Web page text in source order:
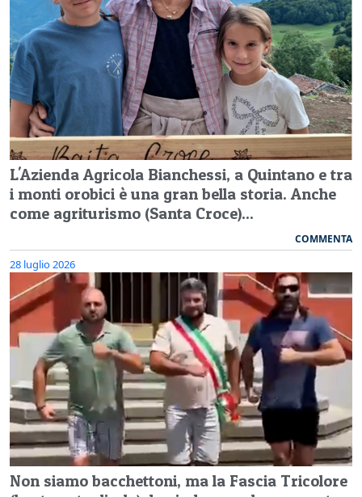
L'Azienda Agricola Bianchessi, a Quintano e tra
i monti orobici è una gran bella storia. Anche
come agriturismo (Santa Croce)...
COMMENTA
28 luglio 2026
Non siamo bacchettoni, ma la Fascia Tricolore